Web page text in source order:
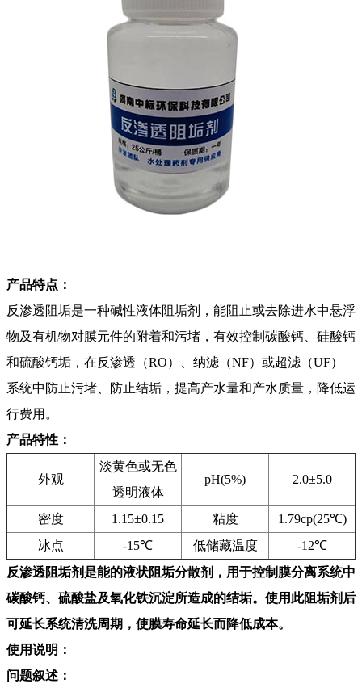
产品特点：
反渗透阻垢是一种碱性液体阻垢剂，能阻止或去除进水中悬浮
物及有机物对膜元件的附着和污堵，有效控制碳酸钙、硅酸钙
和硫酸钙垢，在反渗透（RO）、纳滤（NF）或超滤（UF）
系统中防止污堵、防止结垢，提高产水量和产水质量，降低运
行费用。
产品特性：
外观
淡黄色或无色
透明液体
pH(5%) 2.0±5.0
密度 1.15±0.15 粘度
1.79cp(25℃)
冰点
-15℃ 低储藏温度
-12℃
反渗透阻垢剂是能的液状阻垢分散剂，用于控制膜分离系统中
碳酸钙、硫酸盐及氧化铁沉淀所造成的结垢。使用此阻垢剂后
可延长系统清洗周期，使膜寿命延长而降低成本。
使用说明：
问题叙述 ：